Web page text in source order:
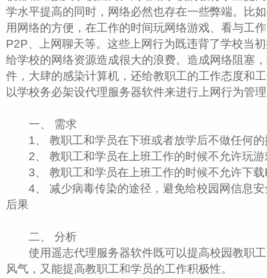
学水平提高的同时，网络必然也存在一些弊端。比
用网络的方便，在工作的时间玩网络游戏、看与工
P2P、上网聊天等。这些上网行为既违背了学校当
给学校的网络资源造成很大的浪费。造成网络阻塞
件，大肆的感染计算机，还给教职工的工作态度和
以学校务必架设代理服务器软件来进行上网行为管
一、 需求
1、 教职工和学员在下班或者放学后不做任何的
2、 教职工和学员在上班工作的时候不允许玩游
3、 教职工和学员在上班工作的时候不允许下载
4、 减少病毒传染的途径，避免给校园网信息安
后果
二、 分析
使用遥志代理服务器软件既可以提高校园教职工
风气，又能提高教职工和学员的工作积极性。